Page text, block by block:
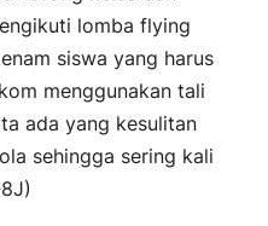
lomba flying
siswa yang harus
menggunakan tali
ada yang kesulitan
sehingga sering kali